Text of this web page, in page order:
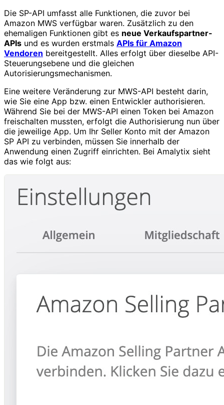
Die SP-API umfasst alle Funktionen, die zuvor bei
Amazon MWS verfügbar waren. Zusätzlich zu den
ehemaligen Funktionen gibt es neue Verkaufspartner-
APIs und es wurden erstmals APIs für Amazon
Vendoren bereitgestellt. Alles erfolgt über dieselbe API-
Steuerungsebene und die gleichen
Autorisierungsmechanismen.
Eine weitere Veränderung zur MWS-API besteht darin,
wie Sie eine App bzw. einen Entwickler authorisieren.
Während Sie bei der MWS-API einen Token bei Amazon
freischalten mussten, erfolgt die Authorisierung nun über
die jeweilige App. Um Ihr Seller Konto mit der Amazon
SP API zu verbinden, müssen Sie innerhalb der
Anwendung einen Zugriff einrichten. Bei Amalytix sieht
das wie folgt aus: